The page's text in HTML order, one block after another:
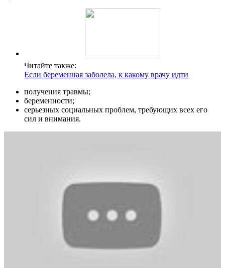
Читайте также:
Если беременная заболела, к какому врачу идти
получения травмы;
беременности;
серьезных социальных проблем, требующих всех его
сил и внимания.